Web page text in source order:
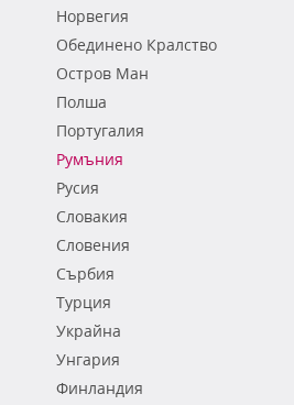
Норвегия
Обединено Кралство
Остров Ман
Полша
Португалия
Румъния
Русия
Словакия
Словения
Сърбия
Турция
Украйна
Унгария
Финландия